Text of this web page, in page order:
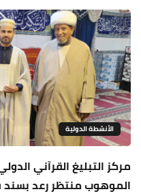
الأنشطة الدولية
مركز التبليغ القرآني
الموهوب منتظر رعد